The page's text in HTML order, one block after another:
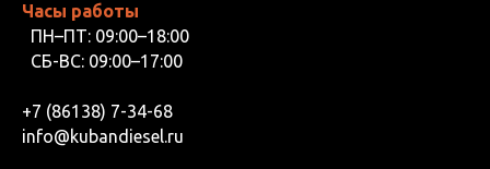
Часы работы
ПН–ПТ: 09:00–18:00
СБ-ВС: 09:00–17:00
+7 (86138) 7-34-68
info@kubandiesel.ru